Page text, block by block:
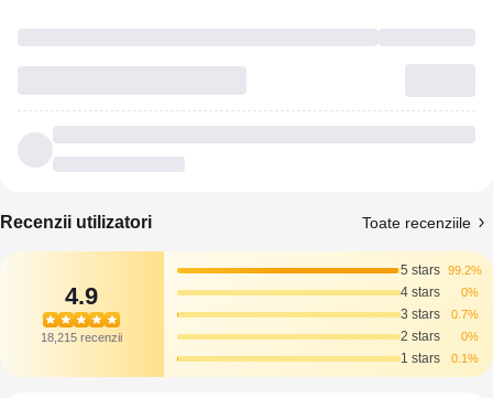
Recenzii utilizatori Toate recenziile
4.9
18,215 recenzii
5 stars 99.2%
4 stars 0%
3 stars 0.7%
2 stars 0%
1 stars 0.1%